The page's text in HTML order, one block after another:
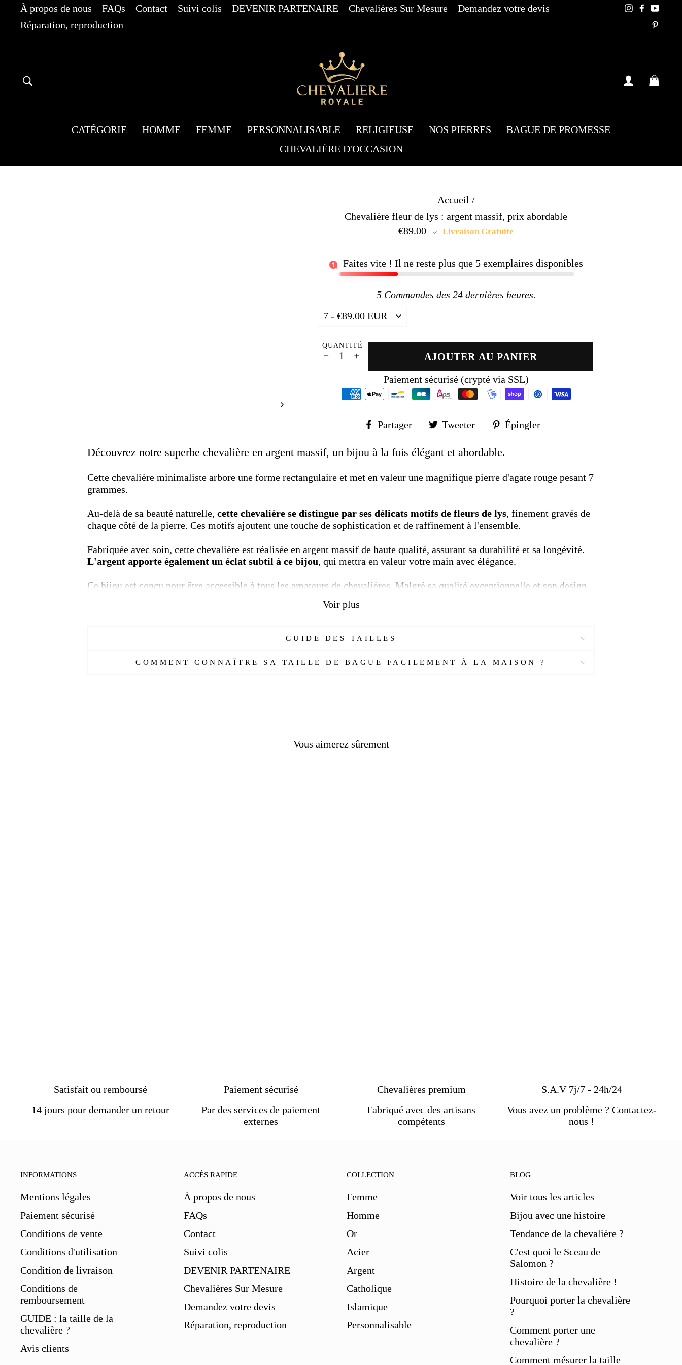
□
Passer
contenu
À propos de nous FAQs Contact Suivi colis DEVENIR PARTENAIRE Chevalières Sur Mesure
Demandez votre devis
Réparation, reproduction
Instagram
SE
CATÉGORIE HOMME FEMME PERSONNALISABLE RELIGIEUSE NOS PIERRES
BAGUE DE PROMESSE
CHEVALIÈRE D'OCCASION
Accueil /
Chevalière fleur de lys : argent massif, prix abordable
€89.00
PrixLivraison Gratuite
Faites vite ! Il ne reste plus que 5 exemplaires disponibles
5Commandes des 24 dernières heures.
QUANTITÉ
AJOUTER AU PANIER
Paiement sécurisé (crypté via SSL)
Partager
Partager
Facebook
Tweeter
Tweeter
Twitter
Épingler
Découvrez notre superbe chevalière en argent massif, un bijou à la fois élégant et abordable.
Cette chevalière minimaliste arbore une forme rectangulaire et met en valeur une magnifique pierre d'agate rouge pesant 7
grammes.
Au-delà de sa beauté naturelle, cette chevalière se distingue par ses délicats motifs de fleurs de lys, finement gravés de
chaque côté de la pierre. Ces motifs ajoutent une touche de sophistication et de raffinement à l'ensemble.
Fabriquée avec soin, cette chevalière est réalisée en argent massif de haute qualité, assurant sa durabilité et sa longévité.
L'argent apporte également un éclat subtil à ce bijou, qui mettra en valeur votre main avec élégance.
Ce bijou est conçu pour être accessible à tous les amateurs de chevalières. Malgré sa qualité exceptionnelle et son design
Exprimez votre style et votre personnalité avec cette chevalière unique, qui allie l'élégance de l'argent massif,
posséder ce bijou d'exception à la fois chic et pas cher.
Voir plus
GUIDE DES TAILLES
COMMENT CONNAÎTRE SA TAILLE DE BAGUE FACILEMENT À LA MAISON ?
Vous aimerez sûrement
Satisfait ou remboursé
14 jours pour demander un retour
Paiement sécurisé
Par des services de paiement
externes
Chevalières premium
Fabriqué avec des artisans
compétents
S.A.V 7j/7 - 24h/24
Vous avez un problème ? Contactez-
nous !
INFORMATIONS
Mentions légales
Paiement sécurisé
Conditions de vente
Conditions d'utilisation
Condition de livraison
Conditions de
remboursement
GUIDE : la taille de la
chevalière ?
Avis clients
ACCÈS RAPIDE
À propos de nous
FAQs
Contact
Suivi colis
DEVENIR PARTENAIRE
Chevalières Sur Mesure
Demandez votre devis
Réparation, reproduction
COLLECTION
Femme
Homme
Or
Acier
Argent
Catholique
Islamique
Personnalisable
BLOG
Voir tous les articles
Bijou avec une histoire
Tendance de la chevalière ?
C'est quoi le Sceau de
Salomon ?
Histoire de la chevalière !
Pourquoi porter la chevalière
?
Comment porter une
chevalière ?
Comment mésurer la taille